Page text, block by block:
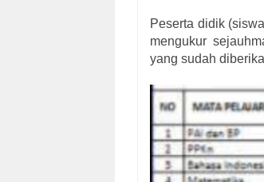
Peserta didik
mengukur
yang sudah